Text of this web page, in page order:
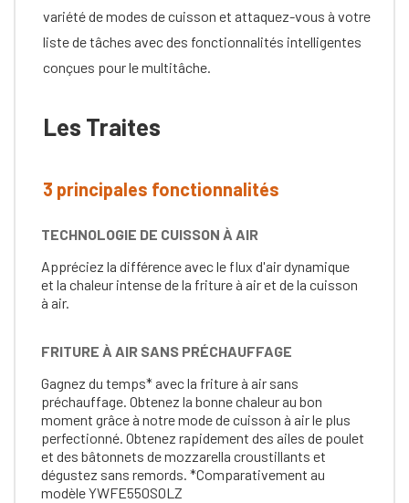
variété de modes de cuisson et attaquez-vous à votre
liste de tâches avec des fonctionnalités intelligentes
conçues pour le multitâche.
Les Traites
3 principales fonctionnalités
TECHNOLOGIE DE CUISSON À AIR
Appréciez la différence avec le flux d'air dynamique
et la chaleur intense de la friture à air et de la cuisson
à air.
FRITURE À AIR SANS PRÉCHAUFFAGE
Gagnez du temps* avec la friture à air sans
préchauffage. Obtenez la bonne chaleur au bon
moment grâce à notre mode de cuisson à air le plus
perfectionné. Obtenez rapidement des ailes de poulet
et des bâtonnets de mozzarella croustillants et
dégustez sans remords. *Comparativement au
modèle YWFE550S0LZ